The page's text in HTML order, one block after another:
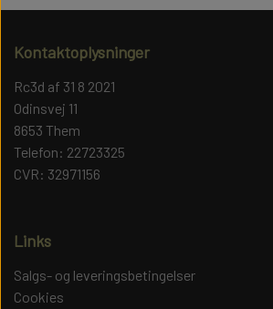
Kontaktoplysninger
Rc3d af 31 8 2021
Odinsvej 11
8653 Them
Telefon: 22723325
CVR: 32971156
Links
Salgs- og leveringsbetingelser
Cookies